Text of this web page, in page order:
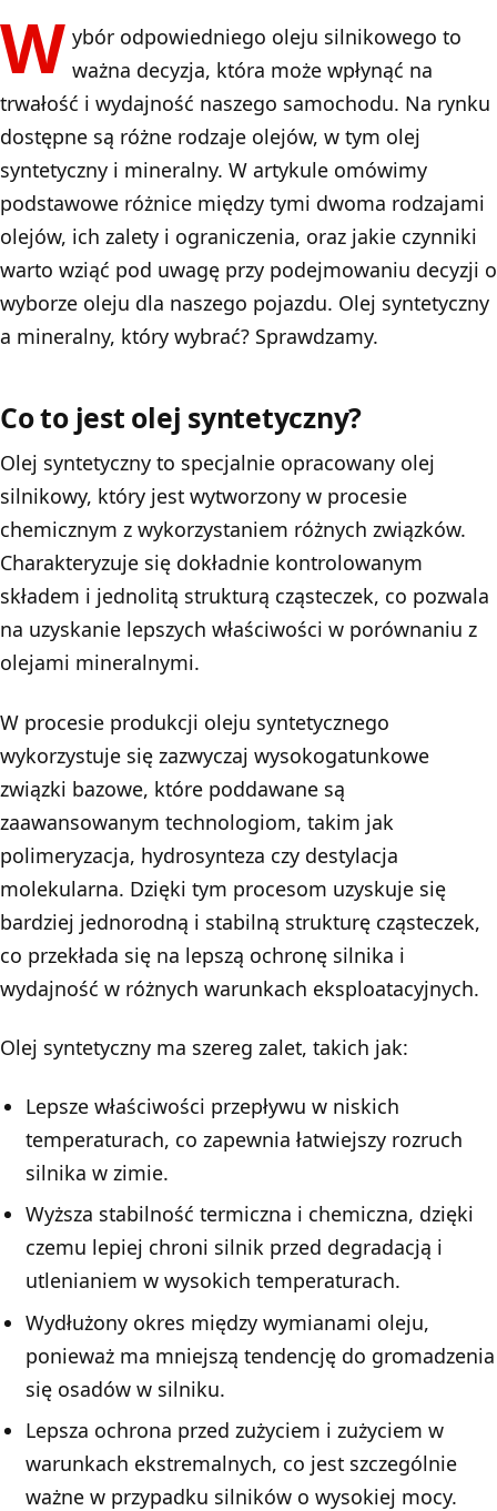
W ybór odpowiedniego oleju silnikowego to
ważna decyzja, która może wpłynąć na
trwałość i wydajność naszego samochodu. Na rynku
dostępne są różne rodzaje olejów, w tym olej
syntetyczny i mineralny. W artykule omówimy
podstawowe różnice między tymi dwoma rodzajami
olejów, ich zalety i ograniczenia, oraz jakie czynniki
warto wziąć pod uwagę przy podejmowaniu decyzji o
wyborze oleju dla naszego pojazdu. Olej syntetyczny
a mineralny, który wybrać? Sprawdzamy.
Co to jest olej syntetyczny?
Olej syntetyczny to specjalnie opracowany olej
silnikowy, który jest wytworzony w procesie
chemicznym z wykorzystaniem różnych związków.
Charakteryzuje się dokładnie kontrolowanym
składem i jednolitą strukturą cząsteczek, co pozwala
na uzyskanie lepszych właściwości w porównaniu z
olejami mineralnymi.
W procesie produkcji oleju syntetycznego
wykorzystuje się zazwyczaj wysokogatunkowe
związki bazowe, które poddawane są
zaawansowanym technologiom, takim jak
polimeryzacja, hydrosynteza czy destylacja
molekularna. Dzięki tym procesom uzyskuje się
bardziej jednorodną i stabilną strukturę cząsteczek,
co przekłada się na lepszą ochronę silnika i
wydajność w różnych warunkach eksploatacyjnych.
Olej syntetyczny ma szereg zalet, takich jak:
Lepsze właściwości przepływu w niskich
temperaturach, co zapewnia łatwiejszy rozruch
silnika w zimie.
Wyższa stabilność termiczna i chemiczna, dzięki
czemu lepiej chroni silnik przed degradacją i
utlenianiem w wysokich temperaturach.
Wydłużony okres międzywymianami oleju,
ponieważ ma mniejszą tendencję do gromadzenia
się osadów w silniku.
Lepsza ochrona przed zużyciem i zużyciem w
warunkach ekstremalnych, co jest szczególnie
ważne w przypadku silników o wysokiej mocy.